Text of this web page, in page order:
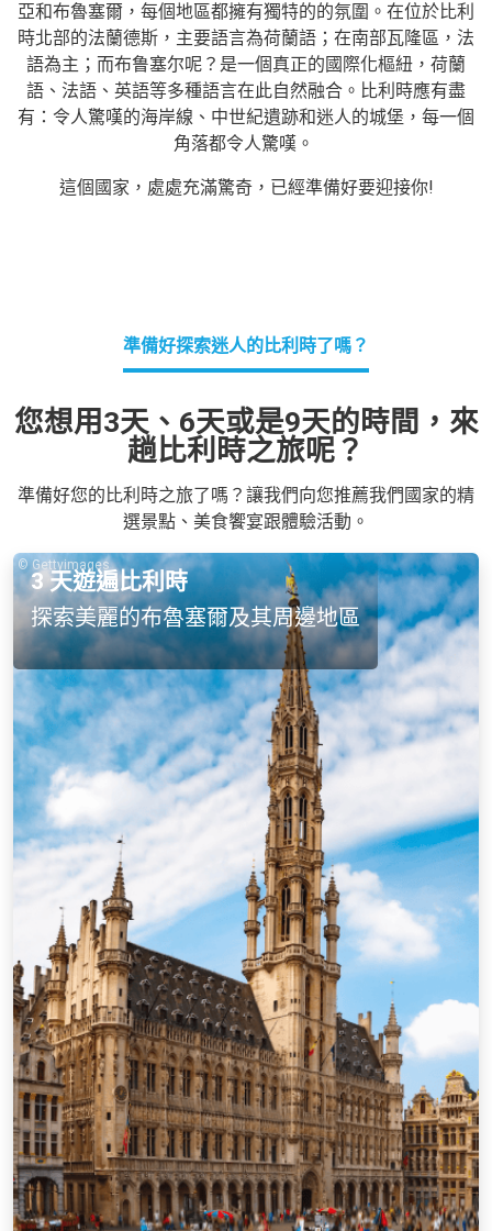
亞和布魯塞爾，每個地區都擁有獨特的的氛圍。在位於比利
時北部的法蘭德斯，主要語言為荷蘭語；在南部瓦隆區，法
語為主；而布鲁塞尔呢？是一個真正的國際化樞紐，荷蘭
語、法語、英語等多種語言在此自然融合。比利時應有盡
有：令人驚嘆的海岸線、中世紀遺跡和迷人的城堡，每一個
角落都令人驚嘆。
這個國家，處處充滿驚奇，已經準備好要迎接你!
準備好探索迷人的比利時了嗎？
您想用3天、6天或是9天的時間，來
趟比利時之旅呢？
準備好您的比利時之旅了嗎 ？讓我們向您推薦我們國家的精
選景點、美食饗宴跟體驗活動。
3 天遊遍比利時
探索美麗的布魯塞爾及其周邊地區
漫步在布魯塞爾感受一下歷史與現代
融合，接著前往風景如畫的梅赫倫品
嘗美食，在結束魯汶市觀光後，來到
美麗的滑鐵盧瞭解拿破崙的最後一
戰，並在充滿知性的歷史之旅中，結
束您與比利時的第一次相遇。
© Gettyimages